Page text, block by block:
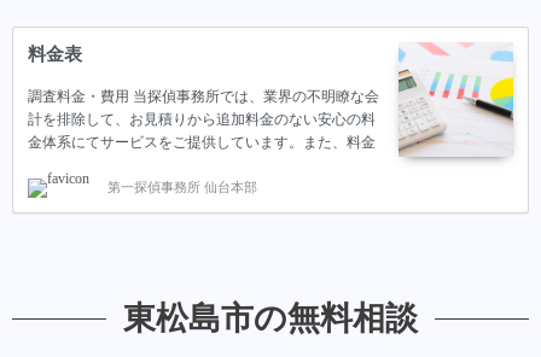
料金表
調査料金・費用 当探偵事務所では、業界の不明瞭な会
計を排除して、お見積りから追加料金のない安心の料
金体系にてサービスをご提供しています。また、料金
金と併せて、当探偵事務所が格安で調査が可能な理由
をご紹介いたします。 不倫・浮気調査の料金 当探偵
推測できる際におすすめのプランです。 一方で、成功
報酬制のプランでは「浮気していることは明らかでは
第一探偵事務所 仙台本部
東松島市の無料相談